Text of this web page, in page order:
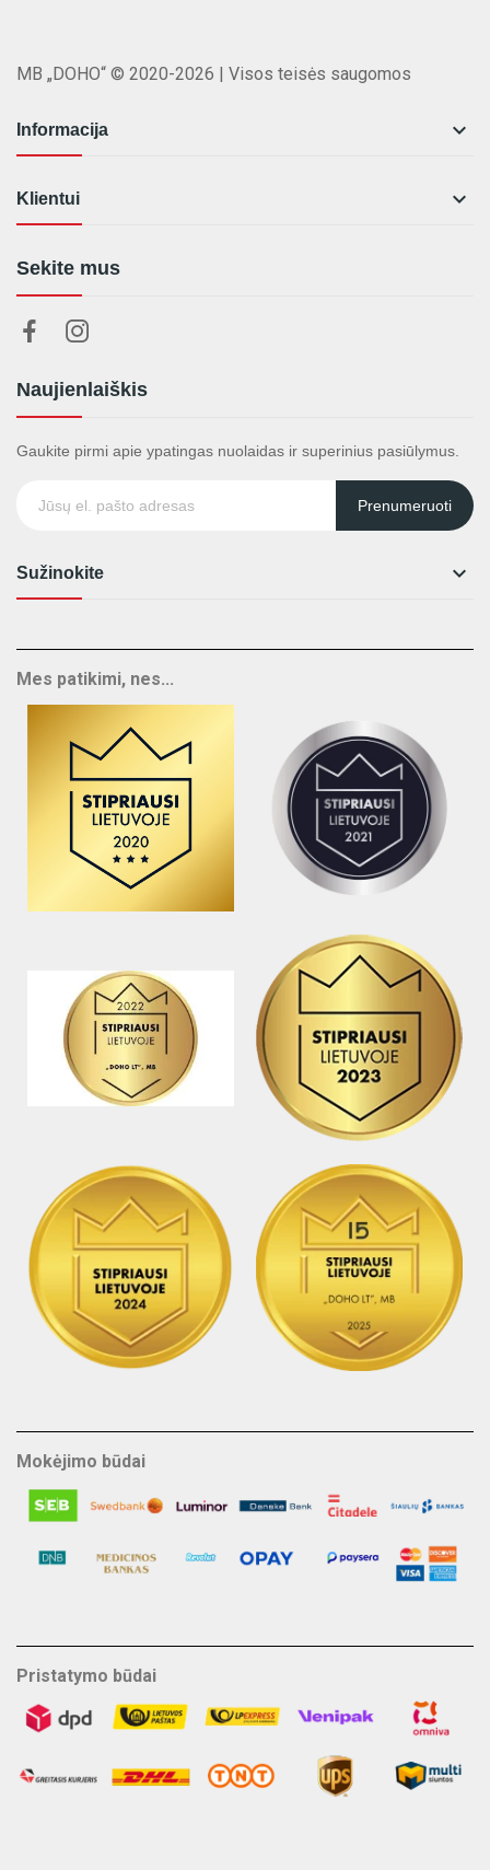
MB „DOHO“ © 2020-2026 | Visos teisės saugomos
Informacija 
Klientui 
Sekite mus
Naujienlaiškis
Gaukite pirmi apie ypatingas nuolaidas ir superinius pasiūlymus.
Prenumeruoti
Sužinokite 
Mes patikimi, nes...
Mokėjimo būdai
Pristatymo būdai